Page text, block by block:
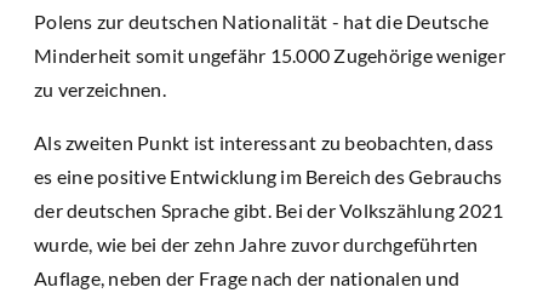
Polens zur deutschen Nationalität - hat die Deutsche
Minderheit somit ungefähr 15.000 Zugehörige weniger
zu verzeichnen.
Als zweiten Punkt ist interessant zu beobachten, dass
es eine positive Entwicklung im Bereich des Gebrauchs
der deutschen Sprache gibt. Bei der Volkszählung 2021
wurde, wie bei der zehn Jahre zuvor durchgeführten
Auflage, neben der Frage nach der nationalen und